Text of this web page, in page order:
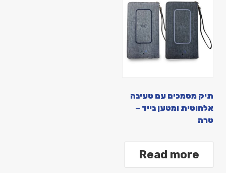
תיק מסמכים עם טעינה
אלחוטית ומטען נייד –
טרה
Read more